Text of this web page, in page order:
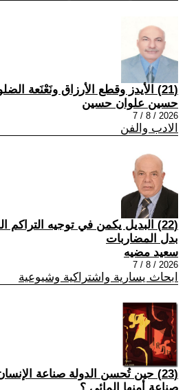
(21) الأيدز وقطع الأرزاق ونَعْنَعة الضلوع
حسين علوان حسين
2026 / 8 / 7
الادب والفن
(22) البديل يكمن في توجيه التراكم
بدل المضاربات
سعيد مضيه
2026 / 8 / 7
ابحاث يسارية واشتراكية وشيوعية
(23) حين تُحسن الدولة صناعة